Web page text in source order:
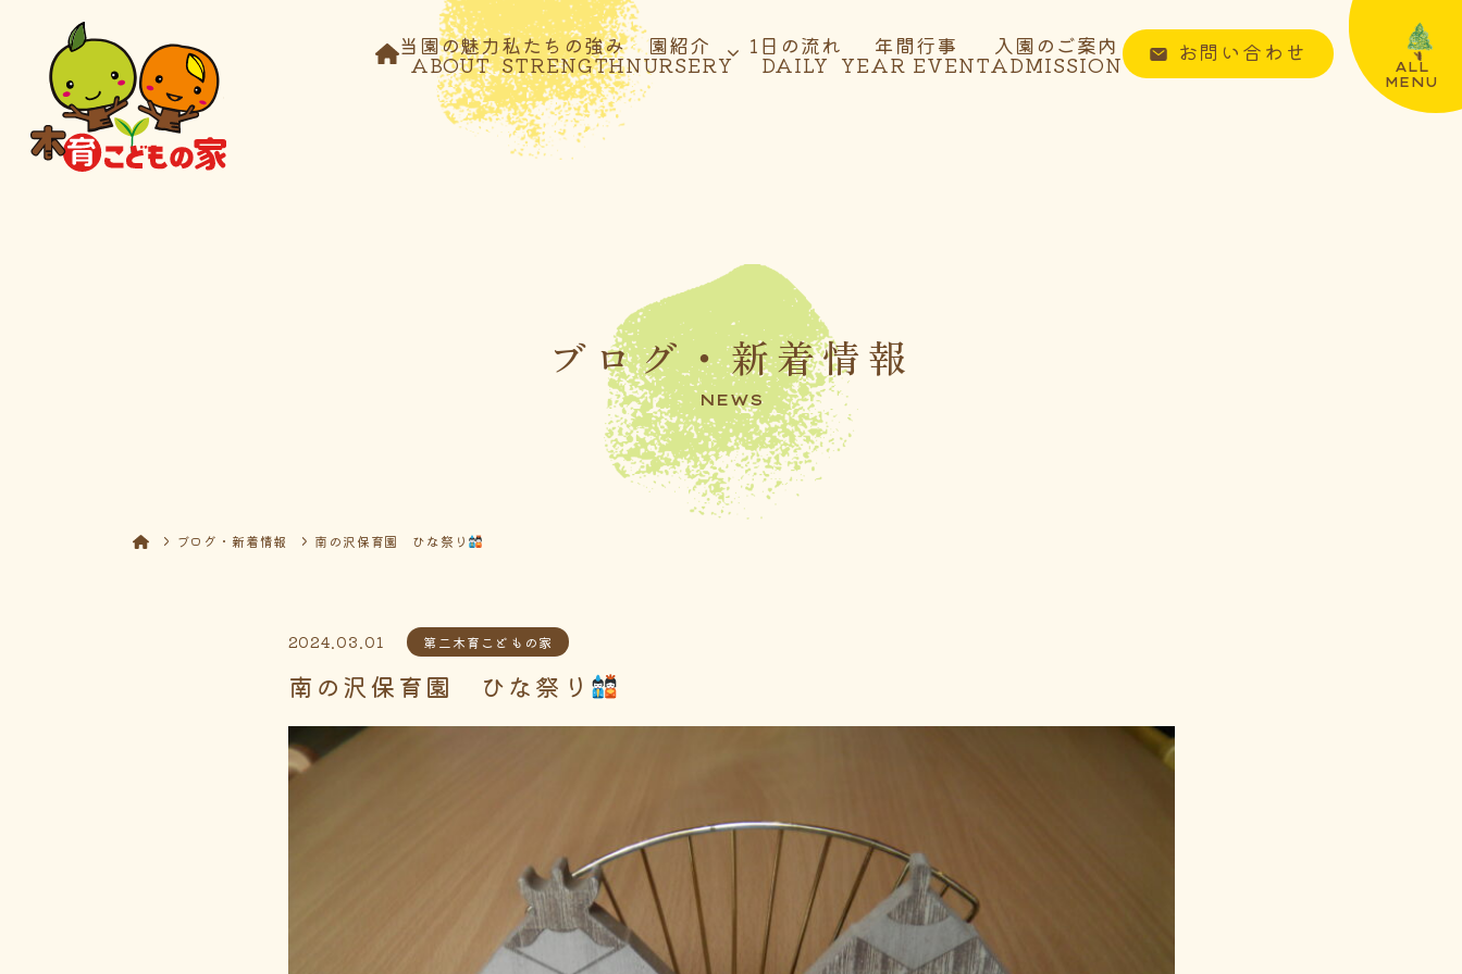
ALL
MENU
当園の魅力
ABOUT
私たちの強み
STRENGTH
園紹介
NURSERY
1日の流れ
DAILY
年間行事
YEAR EVENT
入園のご案内
ADMISSION お問い合わせ
ブログ・新着情報
NEWS
ブログ・新着情報 南の沢保育園 ひな祭り
2024.03.01 第二木育こどもの家
南の沢保育園 ひな祭り